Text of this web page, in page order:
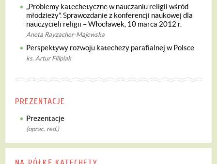
„Problemy katechetyczne w nauczaniu religii wśród
młodzieży”. Sprawozdanie z konferencji naukowej dla
nauczycieli religii – Włocławek, 10 marca 2012 r.
Aneta Rayzacher-Majewska
Perspektywy rozwoju katechezy parafialnej w Polsce
ks. Artur Filipiak
PREZENTACJE
Prezentacje
(oprac. red.)